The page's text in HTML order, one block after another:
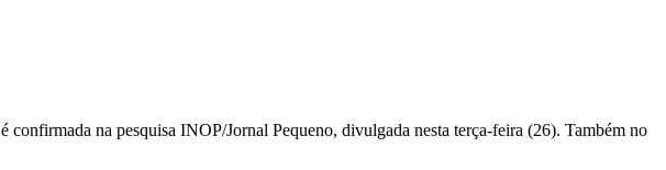
na pesquisa INOP/Jornal Pequeno, divulgada nesta terça-feira (26). Também no